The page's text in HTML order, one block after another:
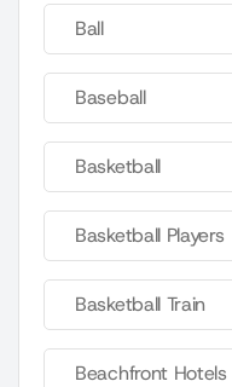
Ball
Baseball
Basketball
Basketball Players
Basketball Train
Beachfront Hotels